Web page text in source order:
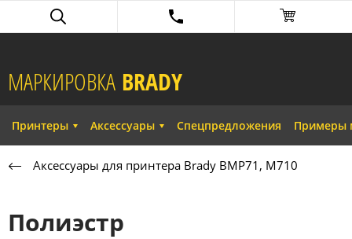
МАРКИРОВКА BRADY​
Принтеры Аксессуары Спецпредложения Примеры
Аксессуары для принтера Brady BMP71, M710
Полиэстр